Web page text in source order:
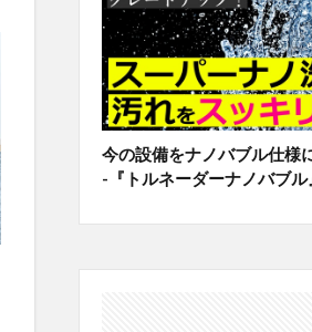
今の設備をナノバブル仕様
-『トルネーダーナノバブル